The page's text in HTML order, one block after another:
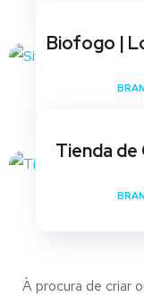
Biofogo |
Tienda de
À procura de criar